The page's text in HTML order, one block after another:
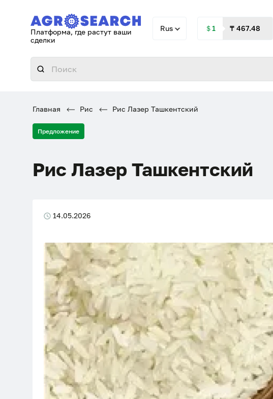
Платформа, где растут ваши
сделки
Rus ＄1 ₸ 467.48
Главная Рис Рис Лазер Ташкентский
Предложение
Рис Лазер Ташкентский
14.05.2026